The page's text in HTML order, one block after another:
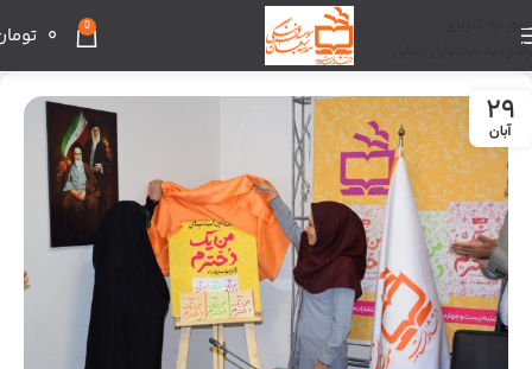
عبور به ناوبری
رفتن به محتوای اصلی
0
0
۲۹
آبان